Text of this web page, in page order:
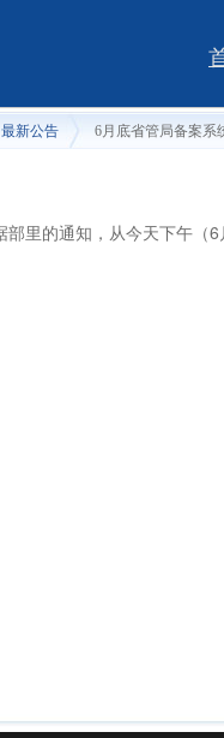
最新公告 6月底省管局备案系
的通知，从今天下午（6